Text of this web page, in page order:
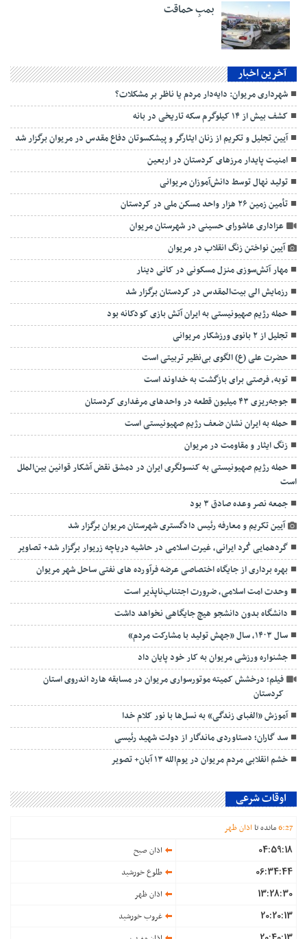
بمبِ حماقت
آخرین اخبار
شهرداری مریوان: دایه‌دار مردم یا ناظر بر مشکلات؟
کشف بیش از ۱۴ کیلوگرم سکه تاریخی در بانه
آیین تجلیل و تکریم از زنان ایثارگر و پیشکسوتان دفاع مقدس در مریوان برگزار شد
امنیت پایدار مرزهای کردستان در اربعین
تولید نهال توسط دانش‌آموزان مریوانی
تأمین زمین ۲۶ هزار واحد مسکن ملی در کردستان
عزاداری عاشورای حسینی در شهرستان مریوان
آیین نواختن زنگ انقلاب در مریوان
مهار آتش‌سوزی منزل مسکونی در کانی دینار
رزمایش الی بیت‌المقدس در کردستان برگزار شد
حمله رژیم صهیونیستی به ایران آتش بازی کودکانه بود
تجلیل از ۲ بانوی ورزشکار مریوانی
حضرت علی (ع) الگوی بی‌نظیر تربیتی است
توبه، فرصتی برای بازگشت به خداوند است
جوجه‌ریزی ۴۳ میلیون قطعه در واحدهای مرغداری کردستان
حمله به ایران نشان ضعف رژیم صهیونیستی است
زنگ ایثار و مقاومت در مریوان
حمله رژیم صهیونیستی به کنسولگری ایران در دمشق نقض آشکار قوانین بین‌الملل
است
جمعه نصر وعده صادق ۳ بود
آیین تکریم و معارفه رئیس دادگستری شهرستان مریوان برگزار شد
گردهمایی کُرد ایرانی، غیرت اسلامی در حاشیه دریاچه زریوار برگزار شد+ تصاویر
بهره برداری از جایگاه اختصاصی عرضه فرآورده های نفتی ساحل شهر مریوان
وحدت امت اسلامی، ضرورت اجتناب‌ناپذیر است
دانشگاه بدون دانشجو هیچ جایگاهی نخواهد داشت
سال ۱۴۰۳، سال «جهش تولید با مشارکت مردم»
جشنواره ورزشی مریوان به کار خود پایان داد
فیلم؛ درخشش کمیته موتورسواری مریوان در مسابقه هارد اندروی استان
کردستان
آموزش «الفبای زندگی» به نسل‌ها با نور کلام خدا
سد گاران؛ دستاوردی ماندگار از دولت شهید رئیسی
خشم انقلابی مردم مریوان در یوم‌الله ۱۳ آبان+ تصویر
اوقات شرعی
6:27 مانده تا اذان ظهر
04:59:18 اذان صبح
06:34:44 طلوع خورشید
13:28:30 اذان ظهر
20:20:13 غروب خورشید